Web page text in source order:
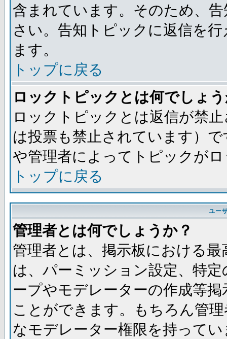
含まれています。そのため、
さい。告知トピックに返信を
ます。
トップに戻る
ロックトピックとは何でしょ
ロックトピックとは返信が禁
は投票も禁止されています）
や管理者によってトピックが
トップに戻る
ユー
管理者とは何でしょうか？
管理者とは、掲示板における
は、パーミッション設定、特
ープやモデレーターの作成等
ことができます。もちろん管
なモデレーター権限を持ってい